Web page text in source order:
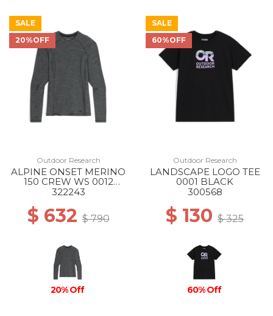
SALE
20%OFF
Outdoor Research
ALPINE ONSET MERINO
150 CREW WS 0012
BLACK HEATHER
322243
$ 632$ 790
20% Off
SALE
60%OFF
Outdoor Research
LANDSCAPE LOGO TEE
0001 BLACK
300568
$ 130 $ 325
60% Off